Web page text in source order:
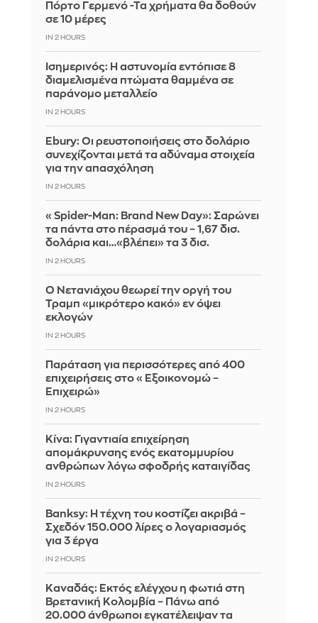
Πόρτο Γερμενό -Τα χρήματα θα δοθούν
σε 10 μέρες
IN 2 HOURS
Ισημερινός: Η αστυνομία εντόπισε 8
διαμελισμένα πτώματα θαμμένα σε
παράνομο μεταλλείο
IN 2 HOURS
Ebury: Οι ρευστοποιήσεις στο δολάριο
συνεχίζονται μετά τα αδύναμα στοιχεία
για την απασχόληση
IN 2 HOURS
«Spider-Man: Brand New Day»: Σαρώνει
τα πάντα στο πέρασμά του – 1,67 δισ.
δολάρια και…«βλέπει» τα 3 δισ.
IN 2 HOURS
Ο Νετανιάχου θεωρεί την οργή του
Τραμπ «μικρότερο κακό» εν όψει
εκλογών
IN 2 HOURS
Παράταση για περισσότερες από 400
επιχειρήσεις στο «Εξοικονομώ –
Επιχειρώ»
IN 2 HOURS
Κίνα: Γιγαντιαία επιχείρηση
απομάκρυνσης ενός εκατομμυρίου
ανθρώπων λόγω σφοδρής καταιγίδας
IN 2 HOURS
Banksy: Η τέχνη του κοστίζει ακριβά –
Σχεδόν 150.000 λίρες ο λογαριασμός
για 3 έργα
IN 2 HOURS
Καναδάς: Εκτός ελέγχου η φωτιά στη
Βρετανική Κολομβία – Πάνω από
20.000 άνθρωποι εγκατέλειψαν τα